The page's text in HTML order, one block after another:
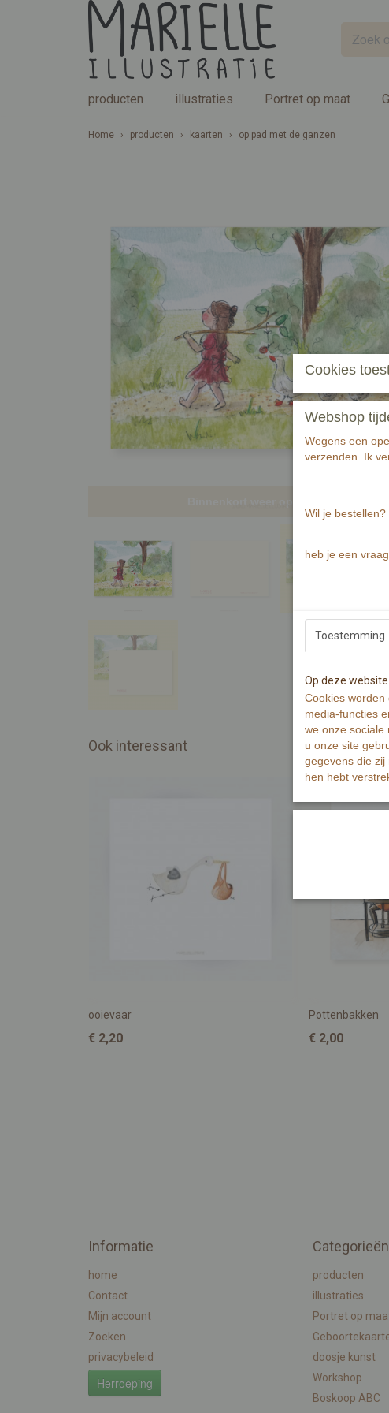
producten illustraties Portret op maat
Home › producten › kaarten › op pad met de ganzen
Ook interessant
ooievaar
€ 2,20
Pottenbakken
€ 2,00
Informatie
home
Contact
Mijn account
Zoeken
privacybeleid
Herroeping
Categorieën
producten
illustraties
Portret op
doosje kunst
Workshop
Boskoop ABC
Cookies
Webshop
Wegens een
verzenden. Ik
Wil je
heb je een
Toestemming
Op deze
Cookies
media-functies
we onze sociale
u onze site
gegevens die
hen hebt